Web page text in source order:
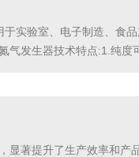
实验室、电子制造、食
发生器技术特点:1.纯
著提升了生产效率和